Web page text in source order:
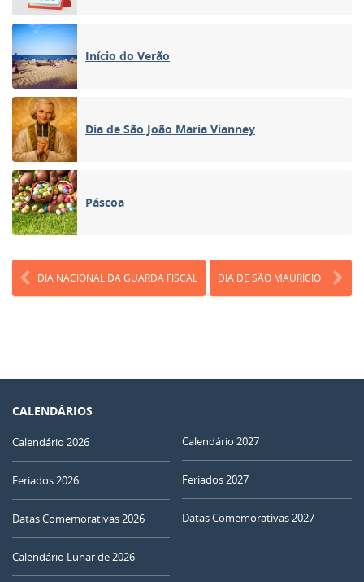
Início do Verão
Dia de São João Maria Vianney
Páscoa
DIA NACIONAL DA GUARDA FISCAL DIA DE SÃO MAURÍCIO
CALENDÁRIOS
Calendário 2026
Feriados 2026
Datas Comemorativas 2026
Calendário Lunar de 2026
Calendário 2027
Feriados 2027
Datas Comemorativas 2027